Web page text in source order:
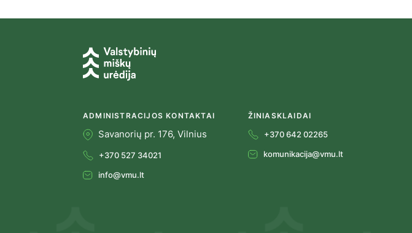
ADMINISTRACIJOS KONTAKTAI
Savanorių pr. 176, Vilnius
+370 527 34021
info@vmu.lt
ŽINIASKLAIDAI
+370 642 02265
komunikacija@vmu.lt